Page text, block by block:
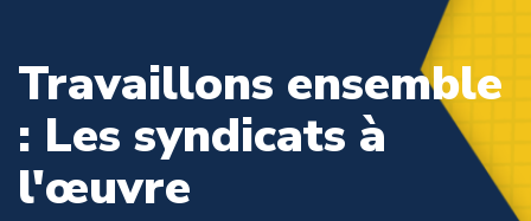
Travaillons ensemble
: Les syndicats à
l'œuvre